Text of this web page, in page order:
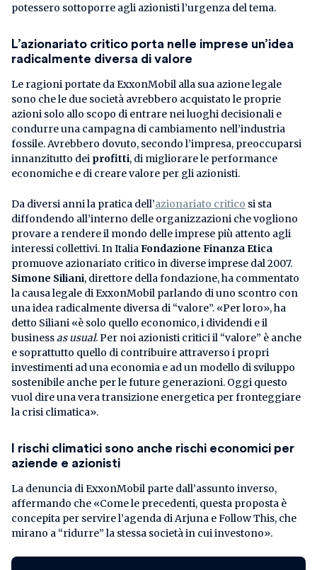
potessero sottoporre agli azionisti l’urgenza del tema.
L’azionariato critico porta nelle imprese un’idea
radicalmente diversa di valore
Le ragioni portate da ExxonMobil alla sua azione legale
sono che le due società avrebbero acquistato le proprie
azioni solo allo scopo di entrare nei luoghi decisionali e
condurre una campagna di cambiamento nell’industria
fossile. Avrebbero dovuto, secondo l’impresa, preoccuparsi
innanzitutto dei profitti, di migliorare le performance
economiche e di creare valore per gli azionisti.
Da diversi anni la pratica dell’azionariato critico si sta
diffondendo all’interno delle organizzazioni che vogliono
provare a rendere il mondo delle imprese più attento agli
interessi collettivi. In ItaliaFondazione Finanza Etica
promuove azionariato critico in diverse imprese dal 2007.
Simone Siliani, direttore della fondazione, ha commentato
la causa legale di ExxonMobil parlando di uno scontro con
una idea radicalmente diversa di “valore”. «Per loro», ha
detto Siliani «è solo quello economico, i dividendi e il
businessas usual. Per noi azionisti critici il “valore” è anche
e soprattutto quello di contribuire attraverso i propri
investimenti ad una economia e ad un modello di sviluppo
sostenibile anche per le future generazioni. Oggi questo
vuol dire una vera transizione energetica per fronteggiare
la crisi climatica».
I rischi climatici sono anche rischi economici per
aziende e azionisti
La denuncia di ExxonMobil parte dall’assunto inverso,
affermando che «Come le precedenti, questa proposta è
concepita per servire l’agenda di Arjuna e Follow This, che
mirano a “ridurre” la stessa società in cui investono».